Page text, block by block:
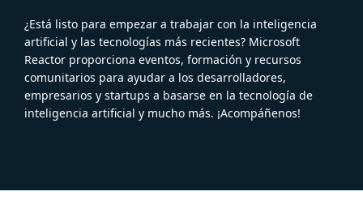
¿Está listo para empezar a trabajar con la inteligencia
artificial y las tecnologías más recientes? Microsoft
Reactor proporciona eventos, formación y recursos
comunitarios para ayudar a los desarrolladores,
empresarios y startups a basarse en la tecnología de
inteligencia artificial y mucho más. ¡Acompáñenos!